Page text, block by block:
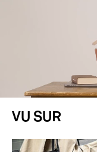
VU SUR